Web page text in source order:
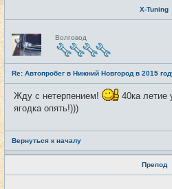
X-Tuning
Н
е
в
с
е
т
и
Волговод
Re: Автопробег в Нижний Новгород в 2015
Жду с нетерпением!
40ка летие
ягодка опять!)))
Вернуться к началу
Препод